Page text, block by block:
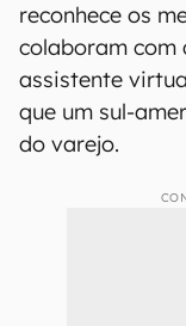
reconhece os
colaboram
assistente
que um sul-
do varejo.